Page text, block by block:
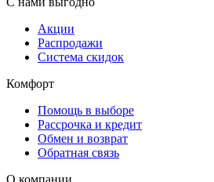
Акции
Распродажи
Система скидок
Комфорт
Помощь в выборе
Рассрочка и кредит
Обмен и возврат
Обратная связь
О компании